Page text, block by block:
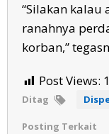
“Silakan kalau
ranahnya
korban,”
Post Views:
Ditag
Posting Terkait